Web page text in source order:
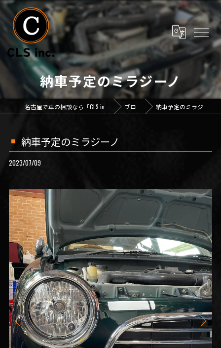
納車予定のミラジーノ
ブログ 納車予定のミラジーノ
納車予定のミラジーノ
2023/07/09